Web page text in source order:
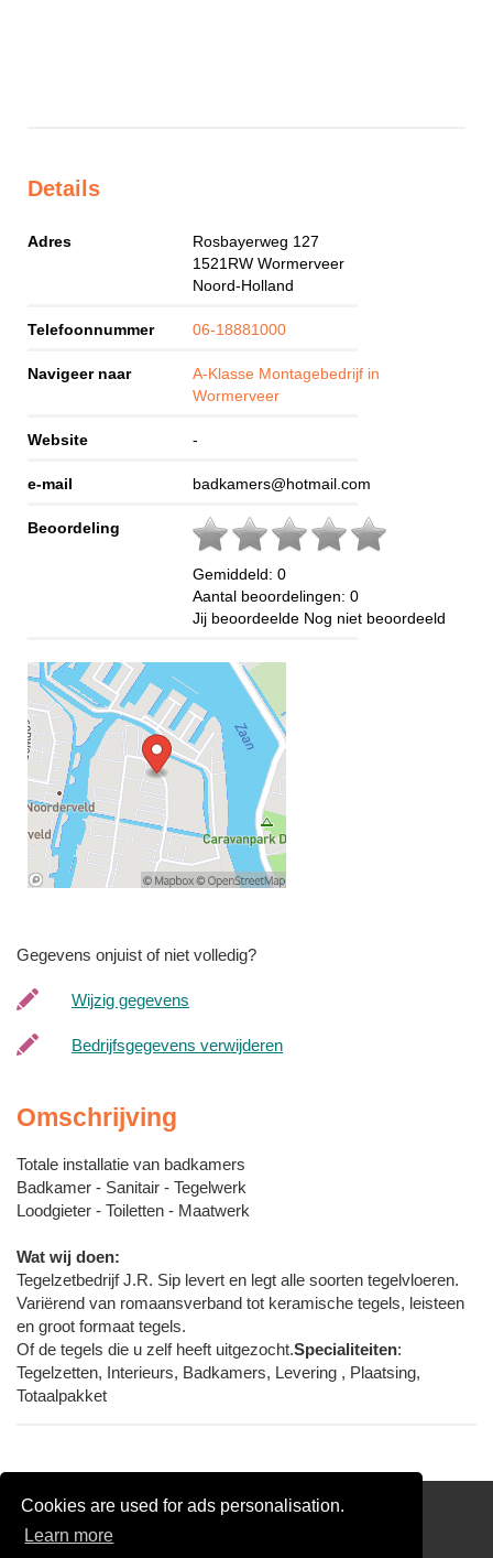
Cookies are used for ads personalisation.
Learn more
Details
Adres
Rosbayerweg 127
1521RW Wormerveer
Noord-Holland
Telefoonnummer 06-18881000
Navigeer naar
A-Klasse Montagebedrijf in
Wormerveer
Website -
e-mail badkamers@hotmail.com
Beoordeling
Gemiddeld: 0
Aantal beoordelingen: 0
Jij beoordeelde Nog niet beoordeeld
Gegevens onjuist of niet volledig?
Wijzig gegevens
Bedrijfsgegevens verwijderen
Omschrijving
Totale installatie van badkamers
Badkamer - Sanitair - Tegelwerk
Loodgieter - Toiletten - Maatwerk
Wat wij doen:
Tegelzetbedrijf J.R. Sip levert en legt alle soorten tegelvloeren.
Variërend van romaansverband tot keramische tegels, leisteen
en groot formaat tegels.
Of de tegels die u zelf heeft uitgezocht.Specialiteiten:
Tegelzetten, Interieurs, Badkamers, Levering , Plaatsing,
Totaalpakket
Partners
Gratis Loodgieter Offertes Vergelijken